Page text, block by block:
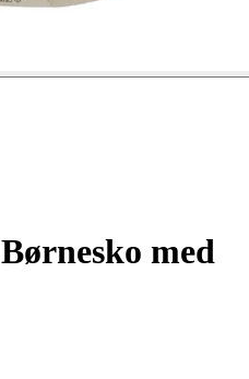
Børnesko med